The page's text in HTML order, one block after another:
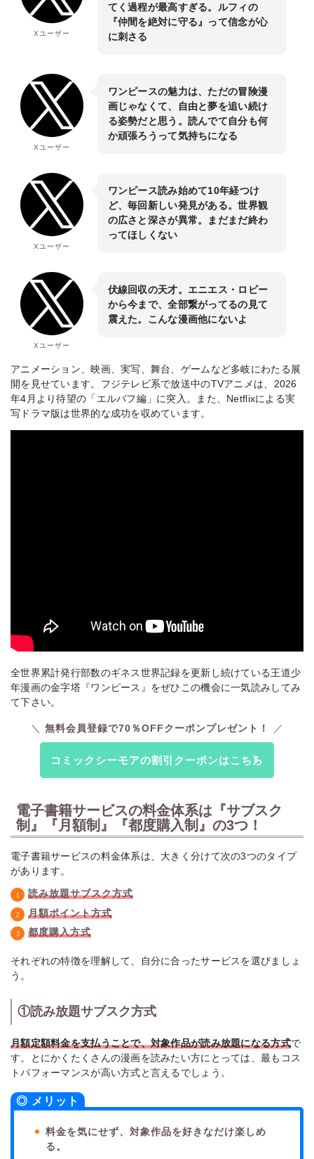
Xユーザー
てく過程が最高すぎる。ルフィの
『仲間を絶対に守る』って信念が心
に刺さる
Xユーザー
ワンピースの魅力は、ただの冒険漫
画じゃなくて、自由と夢を追い続け
る姿勢だと思う。読んでて自分も何
か頑張ろうって気持ちになる
Xユーザー
ワンピース読み始めて10年経つけ
ど、毎回新しい発見がある。世界観
の広さと深さが異常。まだまだ終わ
ってほしくない
Xユーザー
伏線回収の天才。エニエス・ロビー
から今まで、全部繋がってるの見て
震えた。こんな漫画他にないよ
アニメーション、映画、実写、舞台、ゲームなど多岐にわたる展
開を見せています。フジテレビ系で放送中のTVアニメは、2026
年4月より待望の「エルバフ編」に突入。また、Netflixによる実
写ドラマ版は世界的な成功を収めています。
全世界累計発行部数のギネス世界記録を更新し続けている王道少
年漫画の金字塔『ワンピース』をぜひこの機会に一気読みしてみ
て下さい。
無料会員登録で70％OFFクーポンプレゼント！
コミックシーモアの割引クーポンはこちら
電子書籍サービスの料金体系は『サブスク
制』『月額制』『都度購入制』の3つ！
電子書籍サービスの料金体系は、大きく分けて次の3つのタイプ
があります。
読み放題サブスク方式
月額ポイント方式
都度購入方式
それぞれの特徴を理解して、自分に合ったサービスを選びましょ
う。
①読み放題サブスク方式
月額定額料金を支払うことで、対象作品が読み放題になる方式で
す。とにかくたくさんの漫画を読みたい方にとっては、最もコス
トパフォーマンスが高い方式と言えるでしょう。
◎ メリット
料金を気にせず、対象作品を好きなだけ楽しめ
る。